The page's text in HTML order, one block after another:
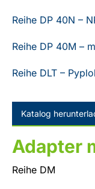
Reihe DP 40N –
Reihe DP 40M –
Reihe DLT –
Katalog
Adapter
Reihe DM